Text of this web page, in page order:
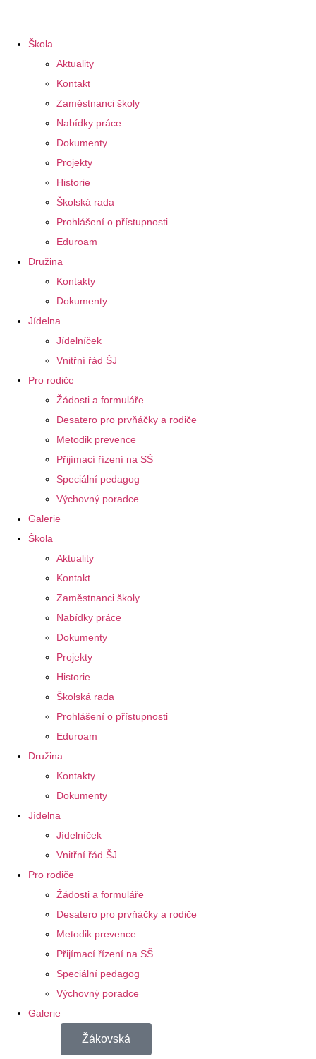
Škola
Aktuality
Kontakt
Zaměstnanci školy
Nabídky práce
Dokumenty
Projekty
Historie
Školská rada
Prohlášení o přístupnosti
Eduroam
Družina
Kontakty
Dokumenty
Jídelna
Jídelníček
Vnitřní řád ŠJ
Pro rodiče
Žádosti a formuláře
Desatero pro prvňáčky a rodiče
Metodik prevence
Přijímací řízení na SŠ
Speciální pedagog
Výchovný poradce
Galerie
Škola
Aktuality
Kontakt
Zaměstnanci školy
Nabídky práce
Dokumenty
Projekty
Historie
Školská rada
Prohlášení o přístupnosti
Eduroam
Družina
Kontakty
Dokumenty
Jídelna
Jídelníček
Vnitřní řád ŠJ
Pro rodiče
Žádosti a formuláře
Desatero pro prvňáčky a rodiče
Metodik prevence
Přijímací řízení na SŠ
Speciální pedagog
Výchovný poradce
Galerie
Žákovská